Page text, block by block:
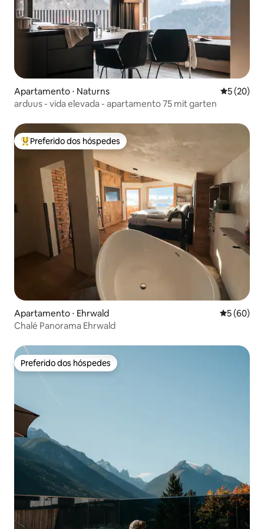
Apartamento ⋅ Naturns 5 de uma
5 (20)
arduus - vida elevada - apartamento 75 mit garten
Entre os melhores preferidos dos hóspedes
Preferido dos hóspedes
Apartamento ⋅ Ehrwald 5 de uma
5 (60)
Chalé Panorama Ehrwald
Preferido dos hóspedes
Preferido dos hóspedes